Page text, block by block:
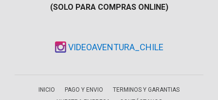
(SOLO PARA COMPRAS ONLINE)
VIDEOAVENTURA_CHILE
INICIO PAGO Y ENVIO
TERMINOS Y GARANTIAS